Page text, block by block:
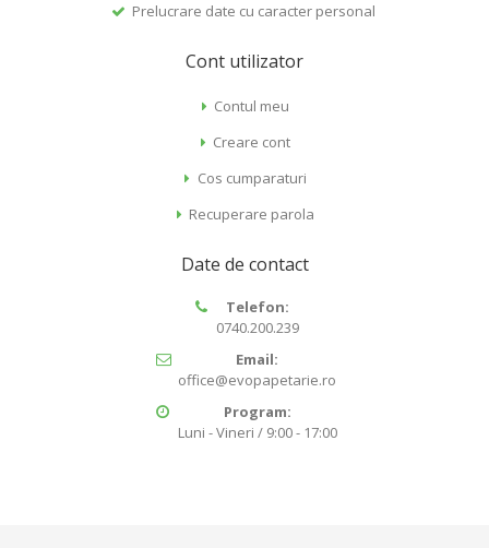
Prelucrare date cu caracter personal
Cont utilizator
Contul meu
Creare cont
Cos cumparaturi
Recuperare parola
Date de contact
Telefon:
0740.200.239
Email:
office@evopapetarie.ro
Program:
Luni - Vineri / 9:00 - 17:00